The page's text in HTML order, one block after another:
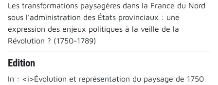
Les transformations paysagères dans la France du Nord
sous l'administration des États provinciaux : une
expression des enjeux politiques à la veille de la
Révolution ? (1750-1789)
Edition
In : <i>Évolution et représentation du paysage de 1750